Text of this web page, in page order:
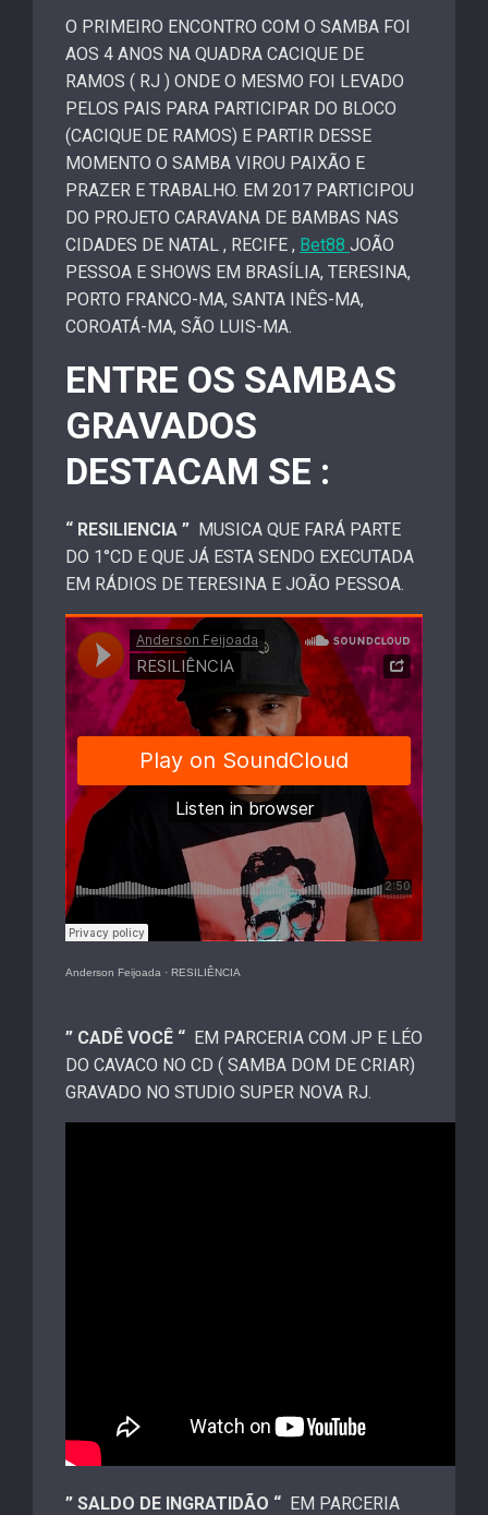
O PRIMEIRO ENCONTRO COM O SAMBA FOI
AOS 4 ANOS NA QUADRA CACIQUE DE
RAMOS ( RJ ) ONDE O MESMO FOI LEVADO
PELOS PAIS PARA PARTICIPAR DO BLOCO
(CACIQUE DE RAMOS) E PARTIR DESSE
MOMENTO O SAMBA VIROU PAIXÃO E
PRAZER E TRABALHO. EM 2017 PARTICIPOU
DO PROJETO CARAVANA DE BAMBAS NAS
CIDADES DE NATAL , RECIFE , Bet88 JOÃO
PESSOA E SHOWS EM BRASÍLIA, TERESINA,
PORTO FRANCO-MA, SANTA INÊS-MA,
COROATÁ-MA, SÃO LUIS-MA.
ENTRE OS SAMBAS
GRAVADOS
DESTACAM SE :
“ RESILIENCIA ” MUSICA QUE FARÁ PARTE
DO 1°CD E QUE JÁ ESTA SENDO EXECUTADA
EM RÁDIOS DE TERESINA E JOÃO PESSOA.
Anderson Feijoada · RESILIÊNCIA
” CADÊ VOCÊ “ EM PARCERIA COM JP E LÉO
DO CAVACO NO CD ( SAMBA DOM DE CRIAR)
GRAVADO NO STUDIO SUPER NOVA RJ.
” SALDO DE INGRATIDÃO “ EM PARCERIA